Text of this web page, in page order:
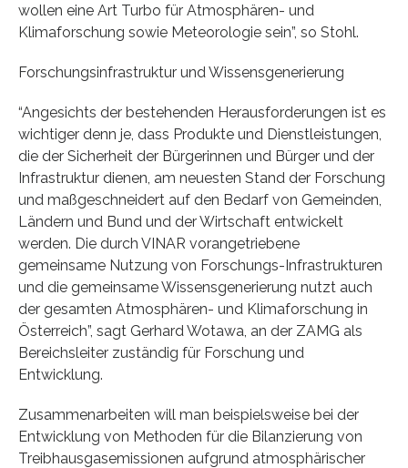
wollen eine Art Turbo für Atmosphären- und
Klimaforschung sowie Meteorologie sein”, so Stohl.
Forschungsinfrastruktur und Wissensgenerierung
“Angesichts der bestehenden Herausforderungen ist es
wichtiger denn je, dass Produkte und Dienstleistungen,
die der Sicherheit der Bürgerinnen und Bürger und der
Infrastruktur dienen, am neuesten Stand der Forschung
und maßgeschneidert auf den Bedarf von Gemeinden,
Ländern und Bund und der Wirtschaft entwickelt
werden. Die durch VINAR vorangetriebene
gemeinsame Nutzung von Forschungs-Infrastrukturen
und die gemeinsame Wissensgenerierung nutzt auch
der gesamten Atmosphären- und Klimaforschung in
Österreich”, sagt Gerhard Wotawa, an der ZAMG als
Bereichsleiter zuständig für Forschung und
Entwicklung.
Zusammenarbeiten will man beispielsweise bei der
Entwicklung von Methoden für die Bilanzierung von
Treibhausgasemissionen aufgrund atmosphärischer